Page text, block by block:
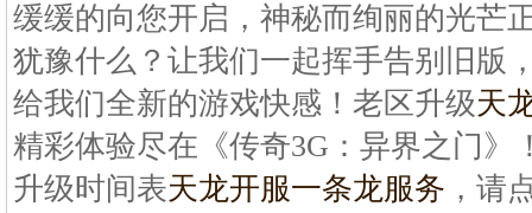
缓缓的向您开启，神秘而绚丽的光芒
犹豫什么？让我们一起挥手告别旧版
给我们全新的游戏快感！老区升级天
精彩体验尽在《传奇3G：异界之门》
升级时间表天龙开服一条龙服务 ，请